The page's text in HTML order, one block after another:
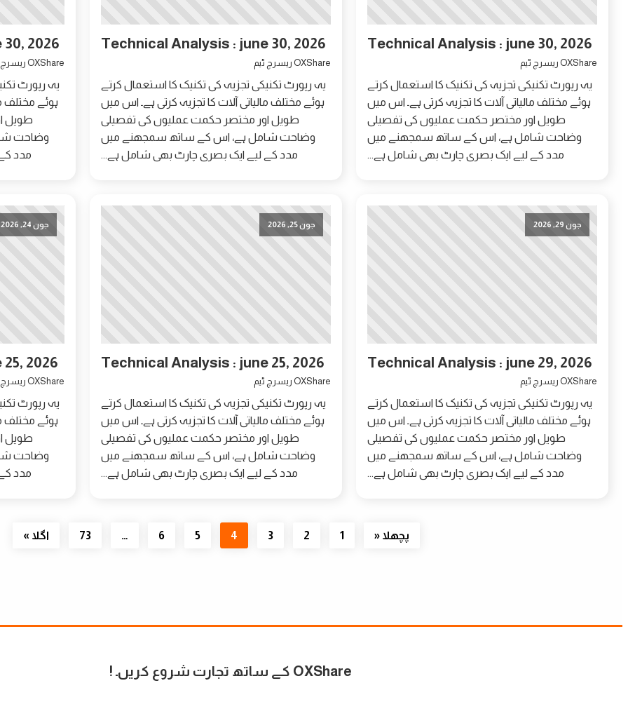
Technical Analysis : june 30, 2026
OXShare ریسرچ ٹیم
یہ رپورٹ تکنیکی تجزیہ کی تکنیک کا استعمال کرتے
ہوئے مختلف مالیاتی آلات کا تجزیہ کرتی ہے۔ اس میں
طویل اور مختصر حکمت عملیوں کی تفصیلی
وضاحت شامل ہے، اس کے ساتھ سمجھنے میں
مدد کے لیے ایک بصری چارٹ بھی شامل ہے...
Technical Analysis : june 30, 2026
OXShare ریسرچ ٹیم
یہ رپورٹ تکنیکی تجزیہ کی تکنیک کا استعمال کرتے
ہوئے مختلف مالیاتی آلات کا تجزیہ کرتی ہے۔ اس میں
طویل اور مختصر حکمت عملیوں کی تفصیلی
وضاحت شامل ہے، اس کے ساتھ سمجھنے میں
مدد کے لیے ایک بصری چارٹ بھی شامل ہے...
2026
OXShare ریسرچ ٹیم
یہ رپورٹ
ہوئے مختلف
طویل
وضاحت
مدد
جون 29, 2026
Technical Analysis : june 29, 2026
OXShare ریسرچ ٹیم
یہ رپورٹ تکنیکی تجزیہ کی تکنیک کا استعمال کرتے
ہوئے مختلف مالیاتی آلات کا تجزیہ کرتی ہے۔ اس میں
طویل اور مختصر حکمت عملیوں کی تفصیلی
وضاحت شامل ہے، اس کے ساتھ سمجھنے میں
مدد کے لیے ایک بصری چارٹ بھی شامل ہے...
جون 25, 2026
Technical Analysis : june 25, 2026
OXShare ریسرچ ٹیم
یہ رپورٹ تکنیکی تجزیہ کی تکنیک کا استعمال کرتے
ہوئے مختلف مالیاتی آلات کا تجزیہ کرتی ہے۔ اس میں
طویل اور مختصر حکمت عملیوں کی تفصیلی
وضاحت شامل ہے، اس کے ساتھ سمجھنے میں
مدد کے لیے ایک بصری چارٹ بھی شامل ہے...
جون 24, 2026
2026
OXShare ریسرچ ٹیم
یہ رپورٹ
ہوئے مختلف
طویل
وضاحت
مدد
پچھلا « 1
2
3
4
5
6
…
73 اگلا »
OXShare کے ساتھ تجارت شروع کریں۔ !